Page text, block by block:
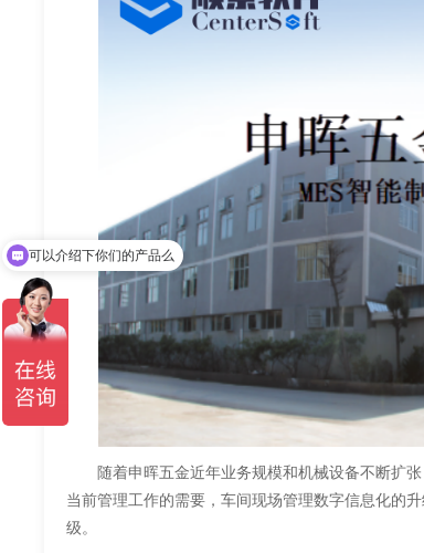
随着申晖五金近年业务规模和机械设备不断扩张
当前管理工作的需要，车间现场管理数字信息化的
级。
可以介绍下你们的产品么
你们是怎么收费的呢